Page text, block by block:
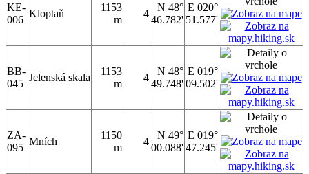
KE-
006
Kloptaň
1153
m
4
N 48°
46.782'
E 020°
51.577'
BB-
045
Jelenská skala
1153
m
4
N 48°
49.748'
E 019°
09.502'
ZA-
095
Mních
1150
m
4
N 49°
00.088'
E 019°
47.245'